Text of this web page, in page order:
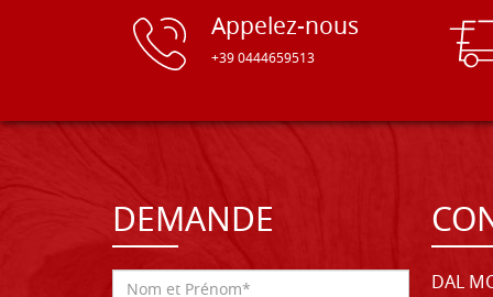
Appelez-nous
+39 0444659513
DEMANDE
DAL